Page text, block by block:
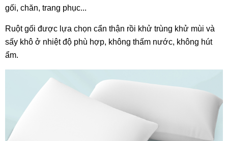
gối, chăn, trang phục...
Ruột gối được lựa chọn cẩn thận rồi khử trùng khử mùi và
sấy khô ở nhiệt độ phù hợp, không thấm nước, không hút
ẩm.